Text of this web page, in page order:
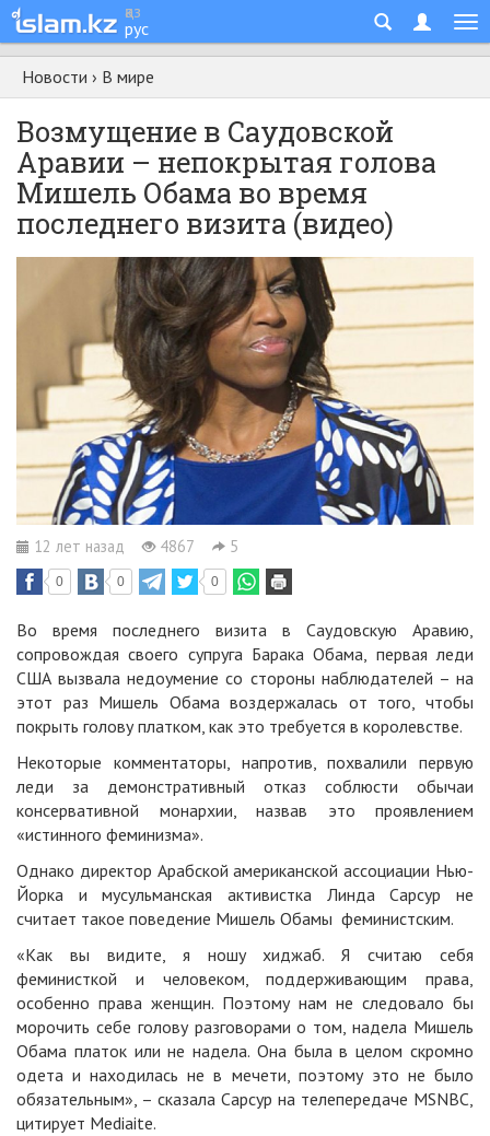
қаз
рус
Новости › В мире
Возмущение в Саудовской
Аравии – непокрытая голова
Мишель Обама во время
последнего визита (видео)
12 лет назад 4867 5
0 0 0
Во время последнего визита в Саудовскую Аравию,
сопровождая своего супруга Барака Обама, первая леди
США вызвала недоумение со стороны наблюдателей – на
этот раз Мишель Обама воздержалась от того, чтобы
покрыть голову платком, как это требуется в королевстве.
Некоторые комментаторы, напротив, похвалили первую
леди за демонстративный отказ соблюсти обычаи
консервативной монархии, назвав это проявлением
«истинного феминизма».
Однако директор Арабской американской ассоциации Нью-
Йорка и мусульманская активистка Линда Сарсур не
считает такое поведение Мишель Обамы феминистским.
«Как вы видите, я ношу хиджаб. Я считаю себя
феминисткой и человеком, поддерживающим права,
особенно права женщин. Поэтому нам не следовало бы
морочить себе голову разговорами о том, надела Мишель
Обама платок или не надела. Она была в целом скромно
одета и находилась не в мечети, поэтому это не было
обязательным», – сказала Сарсур на телепередаче MSNBC,
цитирует Mediaite.